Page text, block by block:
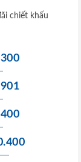
chiết khấu